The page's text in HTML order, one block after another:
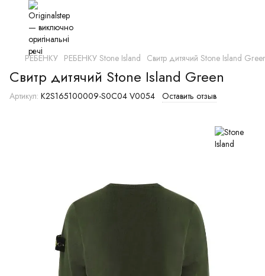
РЕБЕНКУ РЕБЕНКУ Stone Island Свитр дитячий Stone Island
Свитр дитячий Stone Island Green
Артикул: K2S165100009-S0C04 V0054 Оставить отзыв